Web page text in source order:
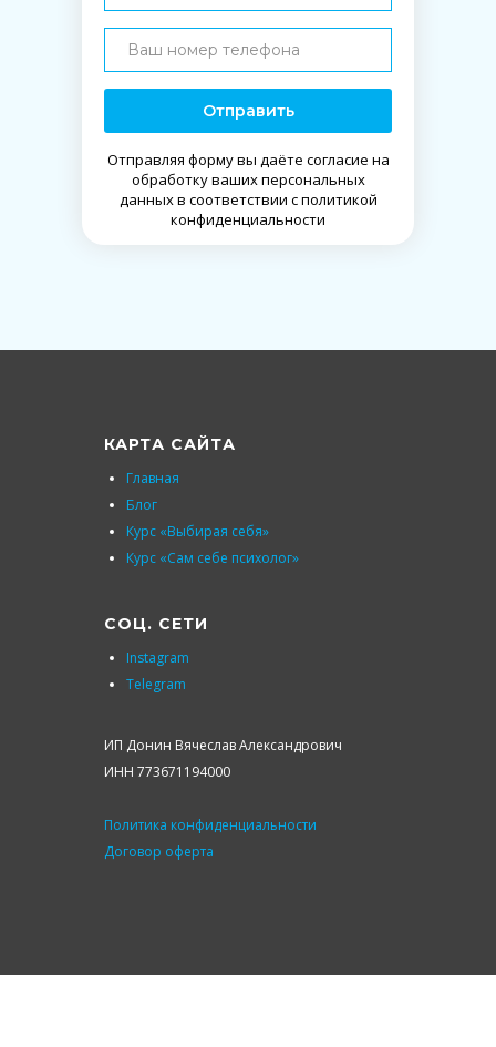
Отправить
Отправляя форму вы даёте согласие на
обработку ваших персональных
данных в соответствии с политикой
конфиденциальности
ИП Донин Вячеслав Александрович
ИНН 773671194000
Политика конфиденциальности
Договор оферта
КАРТА САЙТА
Главная
Блог
Курс «Выбирая себя»
Курс «Сам себе психолог»
СОЦ. СЕТИ
Instagram
Telegram